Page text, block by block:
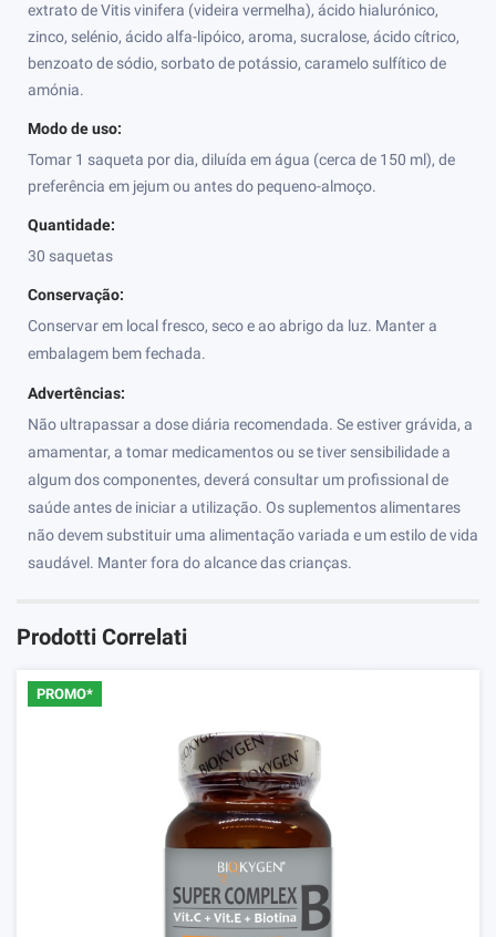
extrato de Vitis vinifera (videira vermelha), ácido hialurónico,
zinco, selénio, ácido alfa-lipóico, aroma, sucralose, ácido cítrico,
benzoato de sódio, sorbato de potássio, caramelo sulfítico de
amónia.
Modo de uso:
Tomar 1 saqueta por dia, diluída em água (cerca de 150 ml), de
preferência em jejum ou antes do pequeno-almoço.
Quantidade:
30 saquetas
Conservação:
Conservar em local fresco, seco e ao abrigo da luz. Manter a
embalagem bem fechada.
Advertências:
Não ultrapassar a dose diária recomendada. Se estiver grávida, a
amamentar, a tomar medicamentos ou se tiver sensibilidade a
algum dos componentes, deverá consultar um profissional de
saúde antes de iniciar a utilização. Os suplementos alimentares
não devem substituir uma alimentação variada e um estilo de vida
saudável. Manter fora do alcance das crianças.
Prodotti Correlati
PROMO*